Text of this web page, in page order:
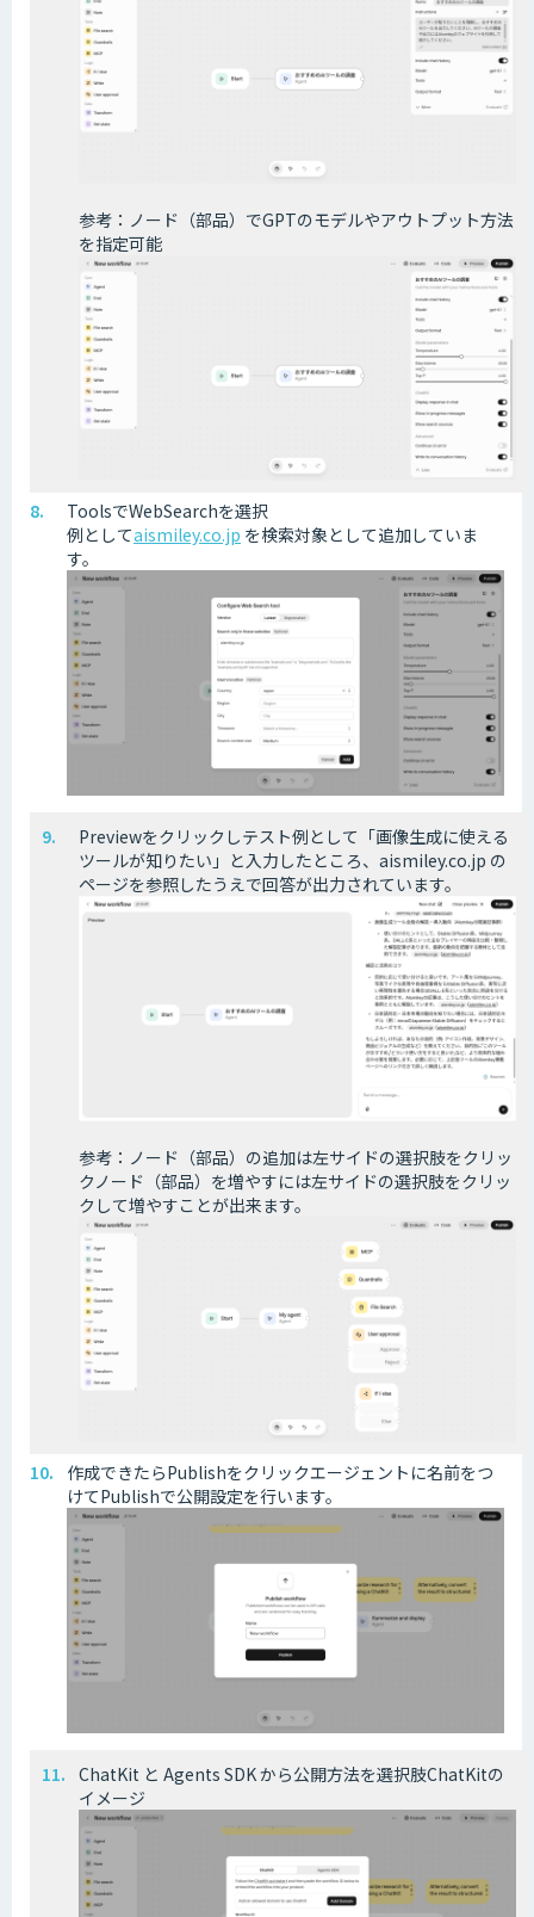
参考：ノード（部品）でGPTのモデルやアウトプット方法
を指定可能
ToolsでWebSearchを選択
例としてaismiley.co.jp を検索対象として追加していま
す。
Previewをクリックしテスト例として「画像生成に使える
ツールが知りたい」と入力したところ、aismiley.co.jp の
ページを参照したうえで回答が出力されています。
参考：ノード（部品）の追加は左サイドの選択肢をクリッ
クノード（部品）を増やすには左サイドの選択肢をクリッ
クして増やすことが出来ます。
作成できたらPublishをクリックエージェントに名前をつ
けてPublishで公開設定を行います。
ChatKit と Agents SDK から公開方法を選択肢ChatKitの
イメージ